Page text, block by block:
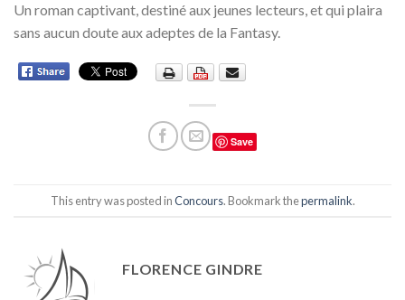
Un roman captivant, destiné aux jeunes lecteurs, et qui plaira
sans aucun doute aux adeptes de la Fantasy.
Save
This entry was posted inConcours. Bookmark thepermalink.
FLORENCE GINDRE